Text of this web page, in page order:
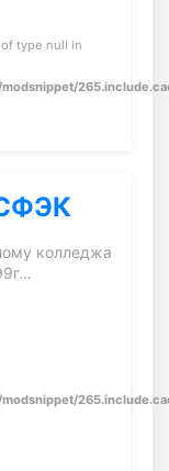
type null in
колледжа